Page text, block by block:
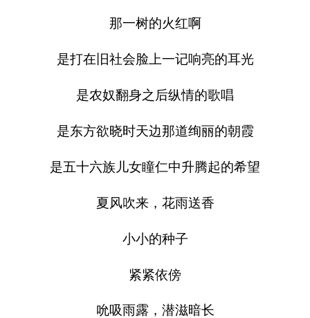
那一树的火红啊
是打在旧社会脸上一记响亮的耳光
是农奴翻身之后纵情的歌唱
是东方欲晓时天边那道绚丽的朝霞
是五十六族儿女瞳仁中升腾起的希望
夏风吹来，花雨送香
小小的种子
紧紧依傍
吮吸雨露，潜滋暗长